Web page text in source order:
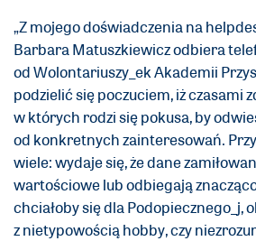
„Z mojego doświadczenia na
Barbara Matuszkiewicz odbiera
od Wolontariuszy_ek Akademii
podzielić się poczuciem, iż czasami
w których rodzi się pokusa, by
od konkretnych zainteresowań.
wiele: wydaje się, że dane
wartościowe lub odbiegają
chciałoby się dla Podopiecznego_j,
z nietypowością hobby, czy